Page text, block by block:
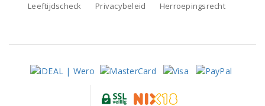
Leeftijdscheck
Privacybeleid Herroepingsrecht